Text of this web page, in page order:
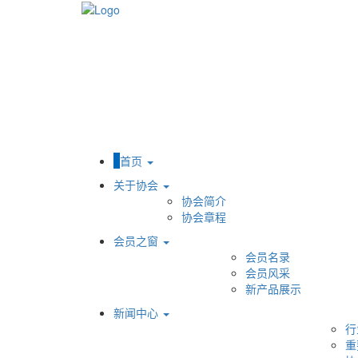
首页
关于协会
协会简介
协会章程
会员之窗
会员名录
会员风采
新产品展示
新闻中心